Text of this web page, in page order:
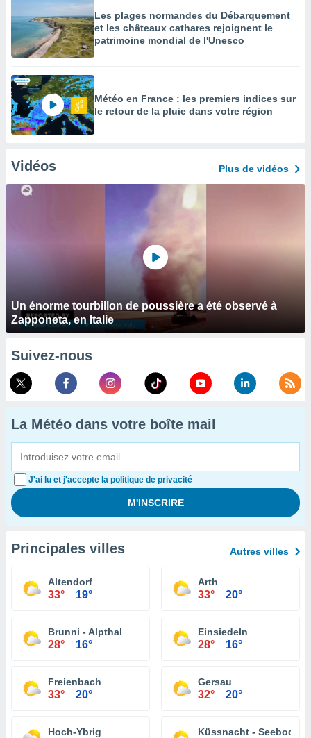
Les plages normandes du Débarquement
et les châteaux cathares rejoignent le
patrimoine mondial de l'Unesco
Météo en France : les premiers indices sur
le retour de la pluie dans votre région
Vidéos Plus de vidéos
Un énorme tourbillon de poussière a été observé à
Zapponeta, en Italie
Suivez-nous
La Météo dans votre boîte mail
J'ai lu et j'accepte la politique de privacité
Principales villes Autres villes
Altendorf
33° 19°
Arth
33° 20°
Brunni - Alpthal
28° 16°
Einsiedeln
28° 16°
Freienbach
33° 20°
Gersau
32° 20°
Hoch-Ybrig Küssnacht -